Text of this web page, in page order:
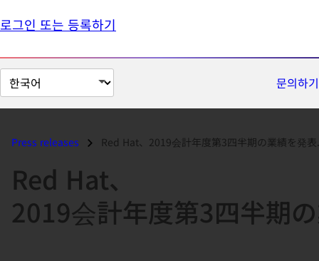
로그인 또는 등록하기
페
이
문의하기
Press releases Red Hat、2019会計年度第3四半期の業績を発
Red Hat、
2019会計年度第3四半期